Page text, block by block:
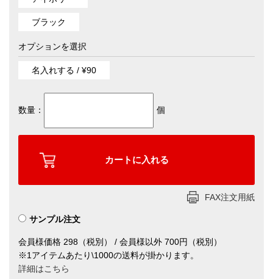
ブラック
オプションを選択
名入れする / ¥90
数量： 個
FAX注文用紙
サンプル注文
会員様価格 298（税別） / 会員様以外 700円（税別）
※1アイテムあたり\1000の送料が掛かります。
詳細はこちら